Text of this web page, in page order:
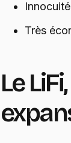
Innocuité
Très
Le